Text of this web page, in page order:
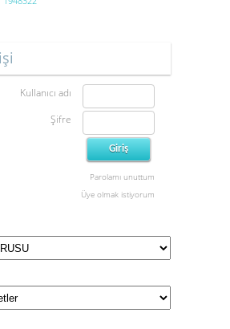
Kullanıcı adı
Şifre
Parolamı unuttum
Üye olmak istiyorum